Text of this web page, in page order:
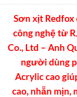
Sơn xịt
công nghệ từ
Co., Ltd – Anh
người dùng
Acrylic cao
cao, nhẵn mịn,